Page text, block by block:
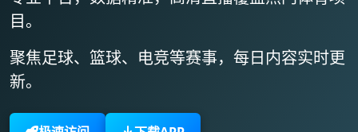
目。
聚焦足球、篮球、电竞等赛事， 每日内容实时更
新。